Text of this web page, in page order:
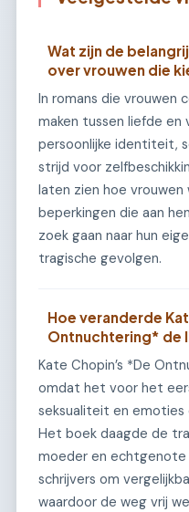
Wat zijn de
over vrouwen die
In romans die vrouwen
maken tussen liefde en
persoonlijke identiteit,
strijd voor
laten zien hoe
beperkingen die aan
zoek gaan naar hun
tragische gevolgen.
Hoe veranderde
Ontnuchtering* de
Kate Chopin’s *De
omdat het voor het
seksualiteit en
Het boek daagde de
moeder en echtgenote
schrijvers om
waardoor de weg vrij